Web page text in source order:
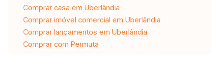
Comprar casa em Uberlândia
Comprar imóvel comercial em Uberlândia
Comprar lançamentos em Uberlândia
Comprar com Permuta